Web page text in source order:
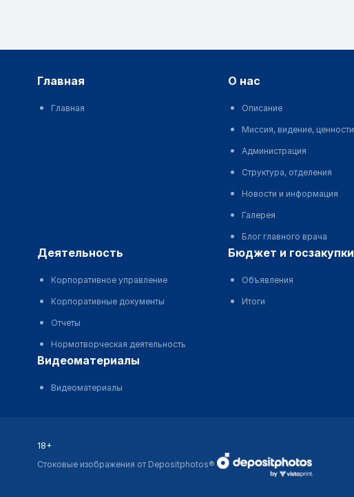
главная
Главная
о нас
Описание
Миссия, видение, ценности
Администрация
Структура, отделения
Новости и информация
Галерея
Блог главного врача
деятельность
Корпоративное управление
Корпоративные документы
Отчеты
Нормотворческая деятельность
бюджет и госзакупки
Объявления
Итоги
видеоматериалы
Видеоматериалы
18+
Стоковые изображения от Depositphotos®